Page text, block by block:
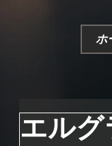
ホ
エル